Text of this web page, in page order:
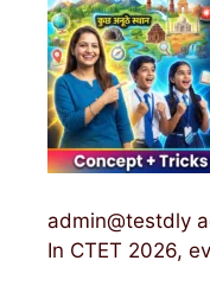
admin@testdly
In CTET 2026,